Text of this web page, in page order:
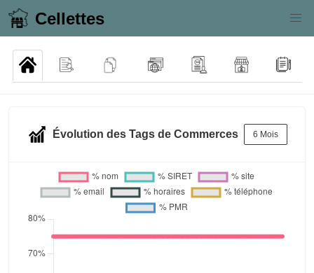
Cellettes
Évolution des Tags de Commerces 6 Mois